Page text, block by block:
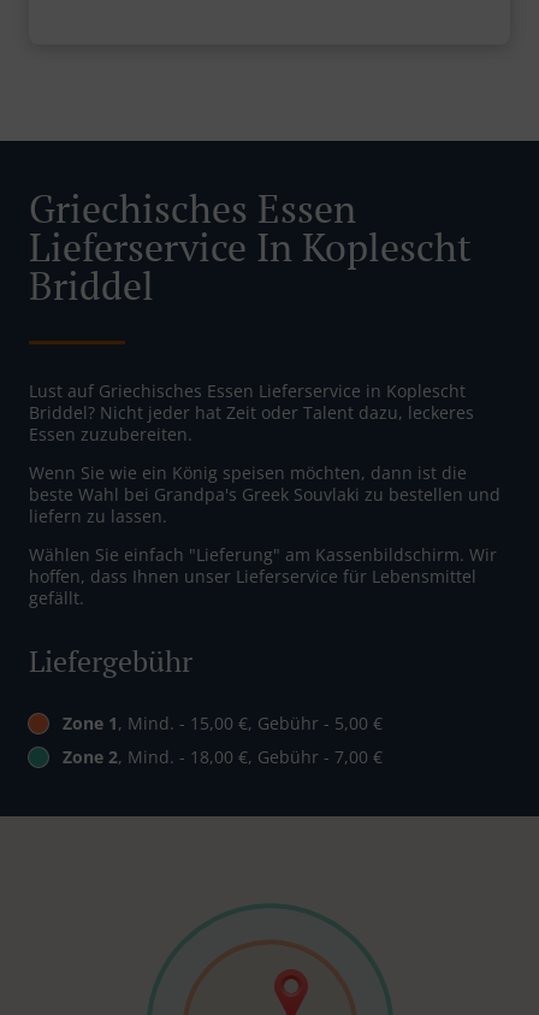
Griechisches Essen
Lieferservice In Koplescht
Briddel
Lust auf Griechisches Essen Lieferservice in Koplescht
Briddel? Nicht jeder hat Zeit oder Talent dazu, leckeres
Essen zuzubereiten.
Wenn Sie wie ein König speisen möchten, dann ist die
beste Wahl bei Grandpa's Greek Souvlaki zu bestellen und
liefern zu lassen.
Wählen Sie einfach "Lieferung" am Kassenbildschirm. Wir
hoffen, dass Ihnen unser Lieferservice für Lebensmittel
gefällt.
Liefergebühr
Zone 1, Mind. - 15,00 €, Gebühr - 5,00 €
Zone 2, Mind. - 18,00 €, Gebühr - 7,00 €